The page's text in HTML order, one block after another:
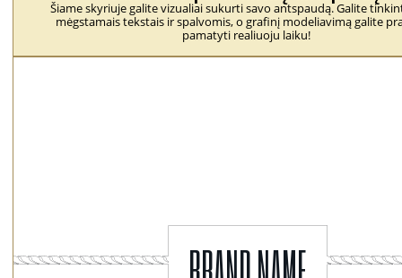
Šiame skyriuje galite vizualiai sukurti savo antspaudą. Galite
mėgstamais tekstais ir spalvomis, o grafinį modeliavimą galite
pamatyti realiuoju laiku!